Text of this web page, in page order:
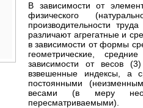
В зависимости от
физического
производительности
различают агрегатные и
в зависимости от формы
геометрические,
зависимости от весов
взвешенные индексы, а
постоянными
весами (в меру
пересматриваемыми).